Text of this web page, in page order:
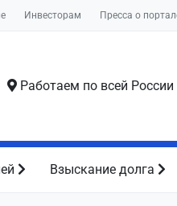
Инвесторам Пресса о
Работаем по всей России
Взыскание долга